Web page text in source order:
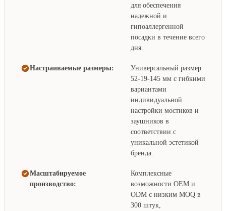
для обеспечения
надежной и
гипоаллергенной
посадки в течение всего
дня.
Настраиваемые размеры:
Универсальный размер
52-19-145 мм с гибкими
вариантами
индивидуальной
настройки мостиков и
заушников в
соответствии с
уникальной эстетикой
бренда.
Масштабируемое
производство:
Комплексные
возможности OEM и
ODM с низким MOQ в
300 штук,